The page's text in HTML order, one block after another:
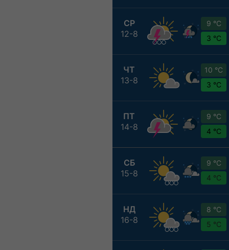
СР
12-8
9 °C
3 °C
ЧТ
13-8
10 °C
3 °C
ПТ
14-8
9 °C
4 °C
СБ
15-8
9 °C
4 °C
НД
16-8
8 °C
5 °C